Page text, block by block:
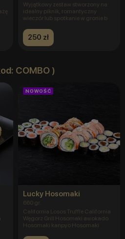
Wyjątkowy zestaw stworzony na
idealny piknik, romantyczny
wieczór lub spotkanie w gronie b
250 zł
COMBO )
NOWOŚĆ
Lucky Hosomaki
660 gr.
California Losos Truffle California
Węgorz Grill Hosomaki awokado
Hosomaki kanpyo Hosomaki